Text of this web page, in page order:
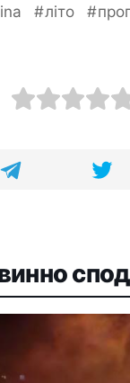
літо